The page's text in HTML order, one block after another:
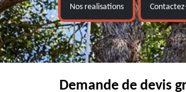
Nos realisations
Demande de devis